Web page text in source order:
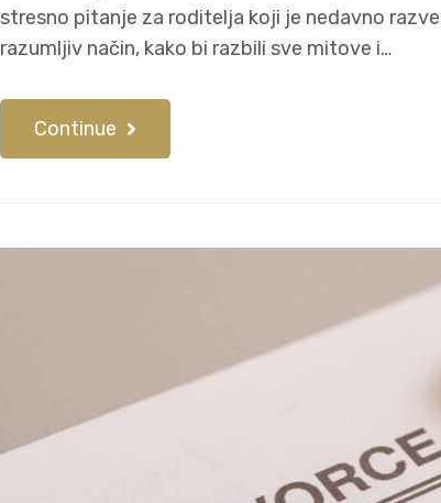
stresno pitanje za roditelja koji je nedavno
razumljiv način, kako bi razbili sve mitove i…
Continue